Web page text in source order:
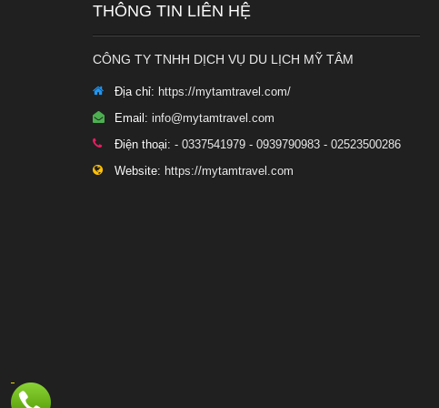
THÔNG TIN LIÊN HỆ
CÔNG TY TNHH DỊCH VỤ DU LỊCH MỸ TÂM
Địa chỉ: https://mytamtravel.com/
Email: info@mytamtravel.com
Điện thoại: - 0337541979 - 0939790983 - 02523500286
Website: https://mytamtravel.com